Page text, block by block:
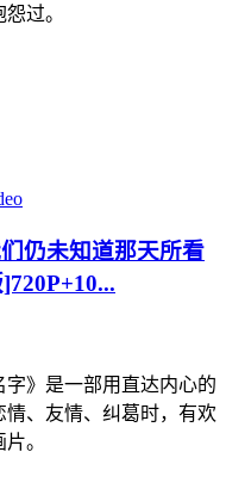
过。
仍未知道那天所看
字》是一部用直达内心的
、友情、纠葛时，有欢
。